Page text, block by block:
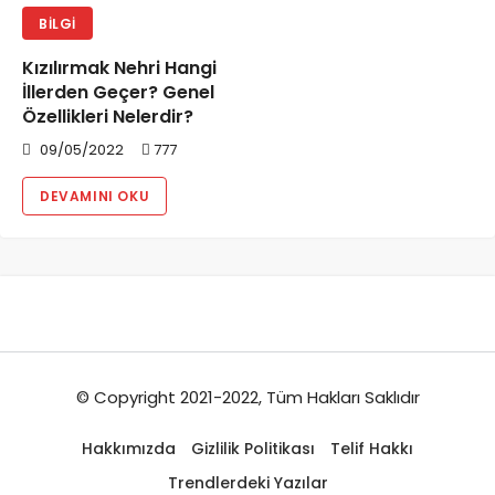
BILGI
Kızılırmak Nehri Hangi
İllerden Geçer? Genel
Özellikleri Nelerdir?
09/05/2022 777
DEVAMINI OKU
© Copyright 2021-2022, Tüm Hakları Saklıdır
Hakkımızda Gizlilik Politikası
Telif Hakkı
Trendlerdeki Yazılar